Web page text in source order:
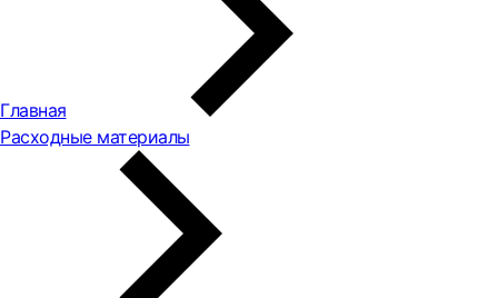
Главная
Расходные материалы